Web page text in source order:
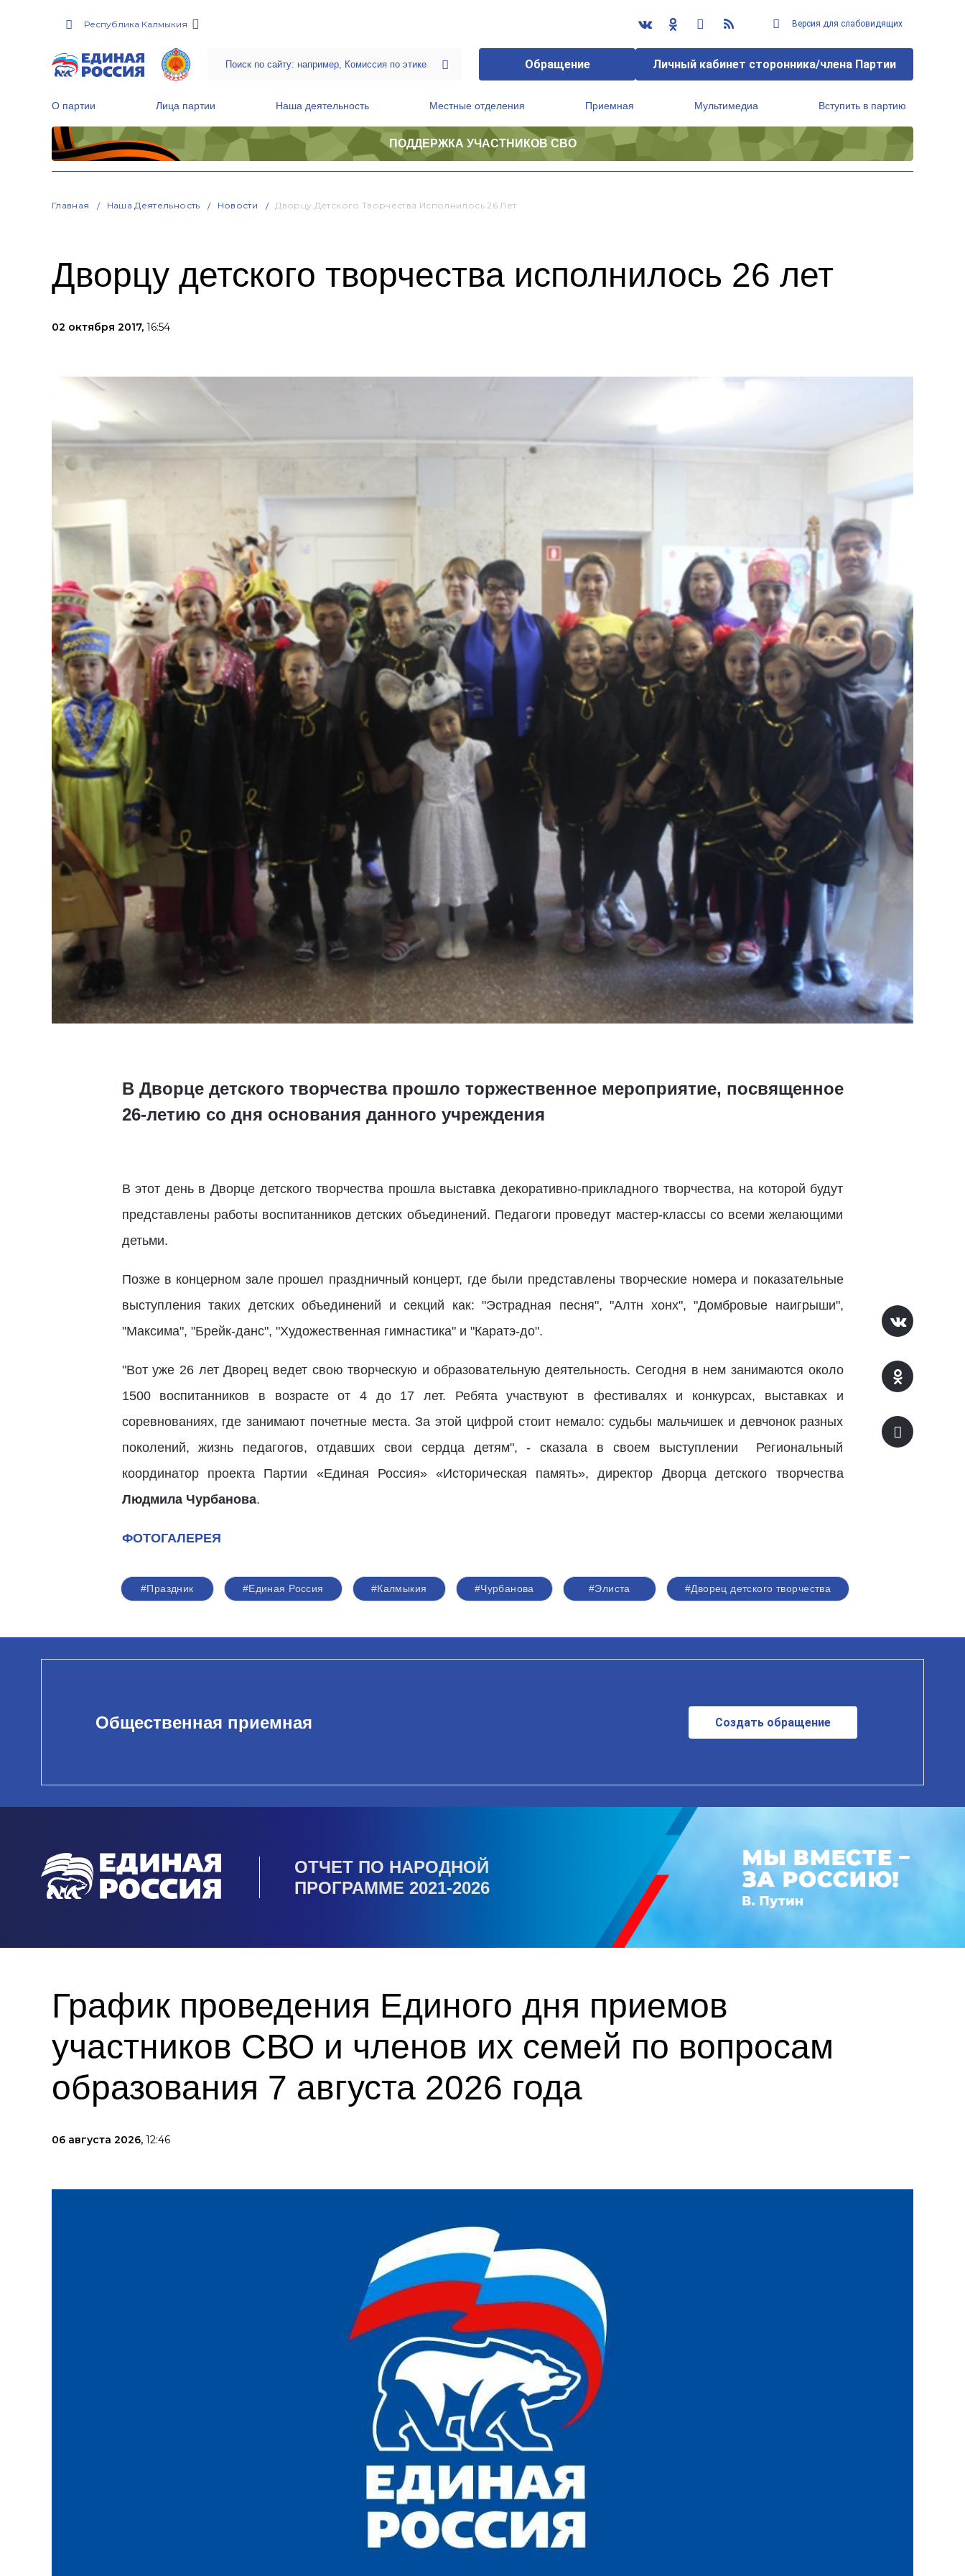
Республика Калмыкия Версия для слабовидящих
Обращение Личный кабинет сторонника/члена Партии
О партии Лица партии Наша деятельность Местные отделения Приемная Мультимедиа Вступить в партию
ПОДДЕРЖКА УЧАСТНИКОВ СВО
Главная Наша Деятельность Новости Дворцу Детского Творчества Исполнилось 26 Лет
Дворцу детского творчества исполнилось 26 лет
02 октября 2017, 16:54
В Дворце детского творчества прошло торжественное мероприятие, посвященное
26-летию со дня основания данного учреждения
В этот день в Дворце детского творчества прошла выставка декоративно-прикладного творчества, на которой будут
представлены работы воспитанников детских объединений. Педагоги проведут мастер-классы со всеми желающими
детьми.
Позже в концерном зале прошел праздничный концерт, где были представлены творческие номера и показательные
выступления таких детских объединений и секций как: "Эстрадная песня", "Алтн хонх", "Домбровые наигрыши",
"Максима", "Брейк-данс", "Художественная гимнастика" и "Каратэ-до".
"Вот уже 26 лет Дворец ведет свою творческую и образовательную деятельность. Сегодня в нем занимаются около
1500 воспитанников в возрасте от 4 до 17 лет. Ребята участвуют в фестивалях и конкурсах, выставках и
соревнованиях, где занимают почетные места. За этой цифрой стоит немало: судьбы мальчишек и девчонок разных
поколений, жизнь педагогов, отдавших свои сердца детям", - сказала в своем выступлении Региональный
координатор проекта Партии «Единая Россия» «Историческая память», директор Дворца детского творчества
Людмила Чурбанова.
ФОТОГАЛЕРЕЯ
#Праздник #Единая Россия #Калмыкия #Чурбанова #Элиста #Дворец детского творчества
Общественная приемная Создать обращение
ОТЧЕТ ПО НАРОДНОЙ
ПРОГРАММЕ 2021-2026
График проведения Единого дня приемов
участников СВО и членов их семей по вопросам
образования 7 августа 2026 года
06 августа 2026, 12:46